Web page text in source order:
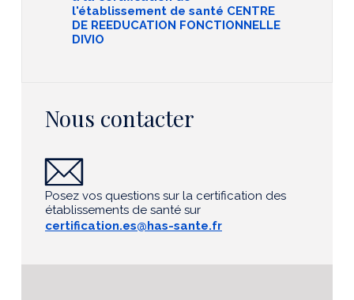
l'établissement de santé CENTRE
DE REEDUCATION FONCTIONNELLE
DIVIO
Nous contacter
Posez vos questions sur la certification des
établissements de santé sur
certification.es@has-sante.fr